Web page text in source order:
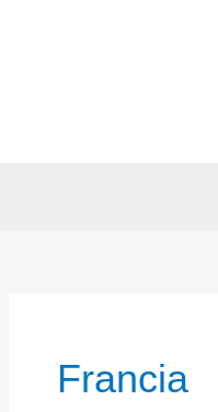
Francia